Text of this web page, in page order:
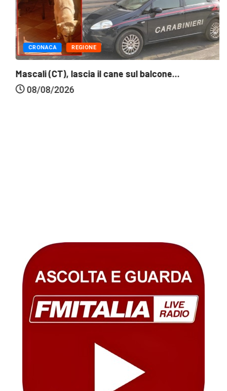
CRONACA REGIONE
Mascali (CT), lascia il cane sul balcone...
08/08/2026